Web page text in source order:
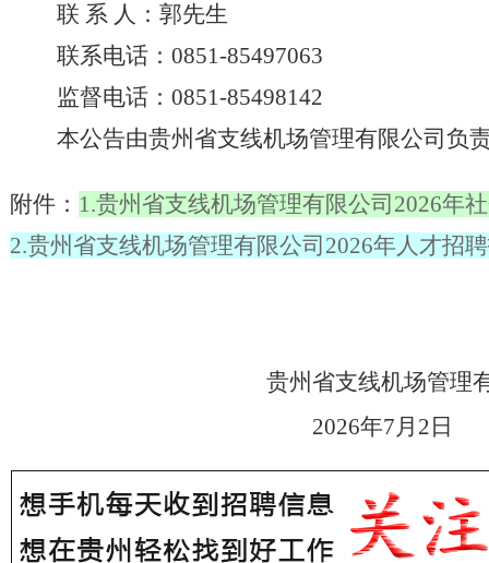
联 系 人：郭先生
联系电话： 0851-85497063
监督电话： 0851-85498142
本公告由贵州省支线机场管理有限公司负
附件： 1.贵州省支线机场管理有限公司2026年
2.贵州省支线机场管理有限公司2026年人才招
贵州省支线机场管理
2026年7月2日